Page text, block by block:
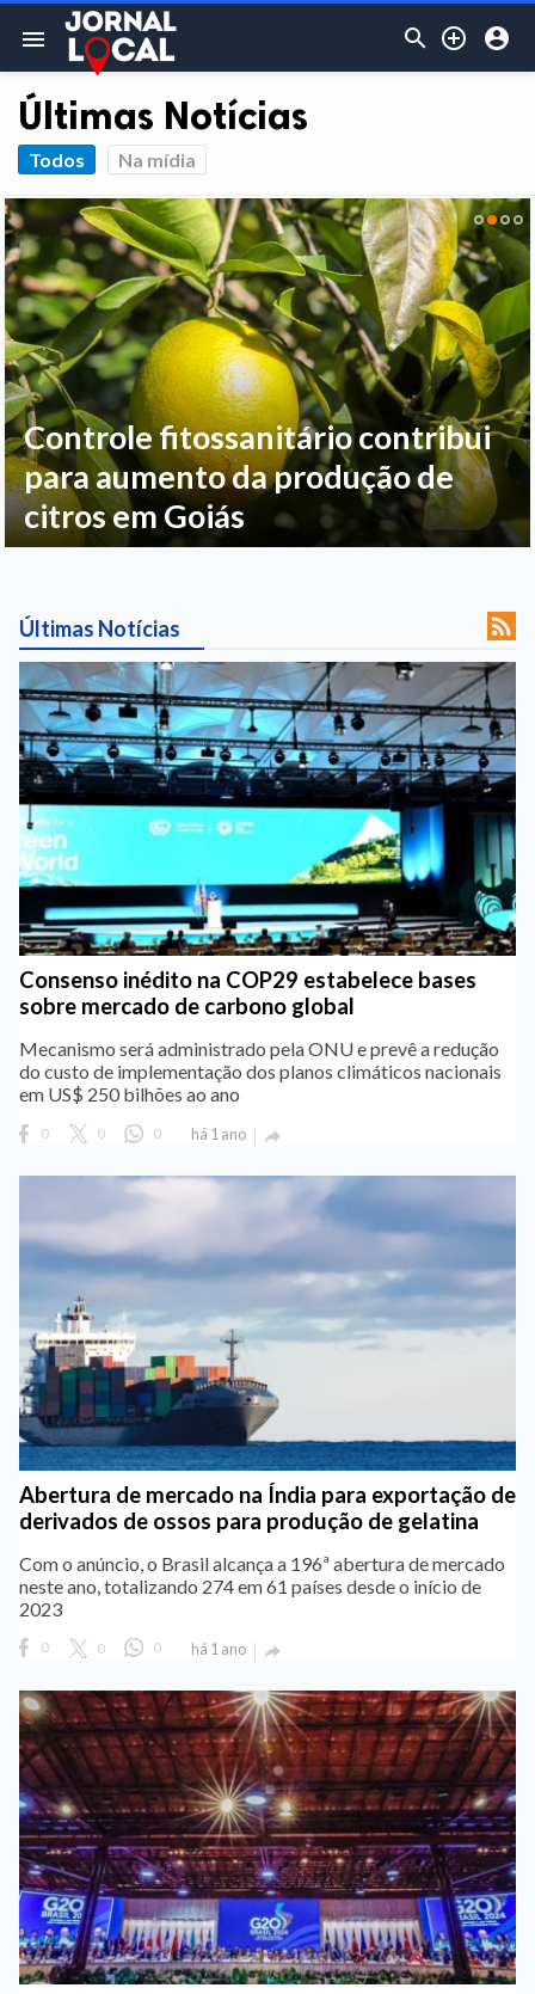
menu   
Últimas Notícias
Todos Na mídia
Controle fitossanitário contribui
para aumento da produção de
citros em Goiás
Últimas Notícias 
Consenso inédito na COP29 estabelece bases
sobre mercado de carbono global
Mecanismo será administrado pela ONU e prevê a redução
do custo de implementação dos planos climáticos nacionais
em US$ 250 bilhões ao ano
0 0 0 há 1 ano 
Abertura de mercado na Índia para exportação de
derivados de ossos para produção de gelatina
Com o anúncio, o Brasil alcança a 196ª abertura de mercado
neste ano, totalizando 274 em 61 países desde o início de
2023
0 0 0 há 1 ano 